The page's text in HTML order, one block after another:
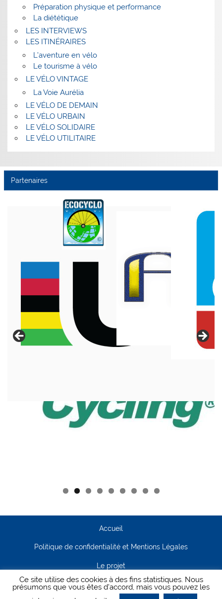
Préparation physique et performance
La diététique
LES INTERVIEWS
LES ITINÉRAIRES
L’aventure en vélo
Le tourisme à vélo
LE VÉLO VINTAGE
La Voie Aurélia
LE VÉLO DE DEMAIN
LE VÉLO URBAIN
LE VÉLO SOLIDAIRE
LE VÉLO UTILITAIRE
Partenaires
Accueil
Politique de confidentialité et Mentions Légales
Le projet
Contact
Ce site utilise des cookies à des fins statistiques. Nous
présumons que vous êtes d'accord, mais vous pouvez les